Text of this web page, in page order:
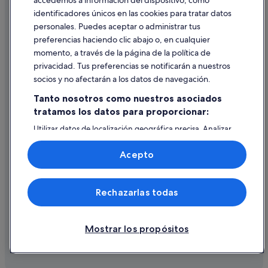
Ayuda
Cancelar un vuelo
Cancelar una reserva de hotel o de un alquiler vacacional
Utilizar un cupón de Expedia
Documentos para viajes internacionales
© 2026 Expedia, Inc., una empresa de Expedia Group. Todos los
derechos reservados. Expedia y el logotipo de Expedia son marcas
comerciales o marcas comerciales registradas de Expedia, Inc.
identificadores únicos en las cookies para tratar datos
personales. Puedes aceptar o administrar tus
preferencias haciendo clic abajo o, en cualquier
momento, a través de la página de la política de
privacidad. Tus preferencias se notificarán a nuestros
socios y no afectarán a los datos de navegación.
Tanto nosotros como nuestros asociados
tratamos los datos para proporcionar:
Utilizar datos de localización geográfica precisa. Analizar
activamente las características del dispositivo para su
identificación. Almacenar la información en un dispositivo
y/o acceder a ella. Publicidad y contenido personalizados,
medición de publicidad y contenido, investigación de
audiencia y desarrollo de servicios.
Lista de asociados (proveedores)
Mostrar los propósitos
Rechazarlas todas
Acepto